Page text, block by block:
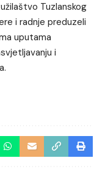
Tuzlanskog
i radnje preduzeli
uputama
i